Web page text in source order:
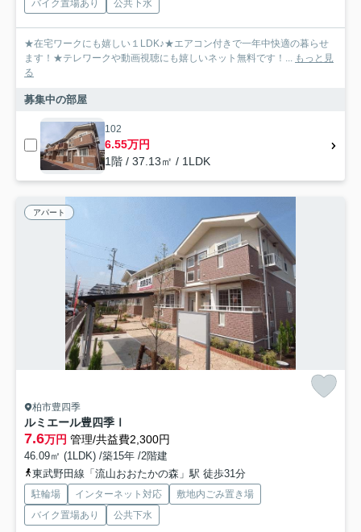
バイク置場あり 公共下水
★在宅ワークにも嬉しい１LDK♪★エアコン付きで一年中快適の暮らせ
ます！★テレワークや動画視聴にも嬉しいネット無料です！...
もっと見
る
募集中の部屋
102
6.55万円
1階 / 37.13㎡ / 1LDK
アパート
柏市豊四季
ルミエール豊四季Ⅰ
7.6万円 管理/共益費2,300円
46.09㎡ (1LDK) /築15年 /2階建
東武野田線「流山おおたかの森」駅 徒歩31分
駐輪場 インターネット対応
敷地内ごみ置き場
バイク置場あり
公共下水